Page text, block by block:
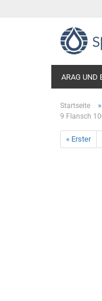
ARAG UND
Startseite »
9 Flansch
« Erster